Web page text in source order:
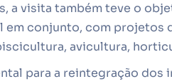
a visita também teve o
conjunto, com projetos
avicultura,
para a reintegração